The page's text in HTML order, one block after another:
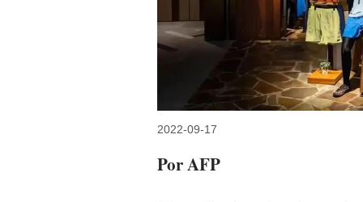
2022-09-17
Por AFP